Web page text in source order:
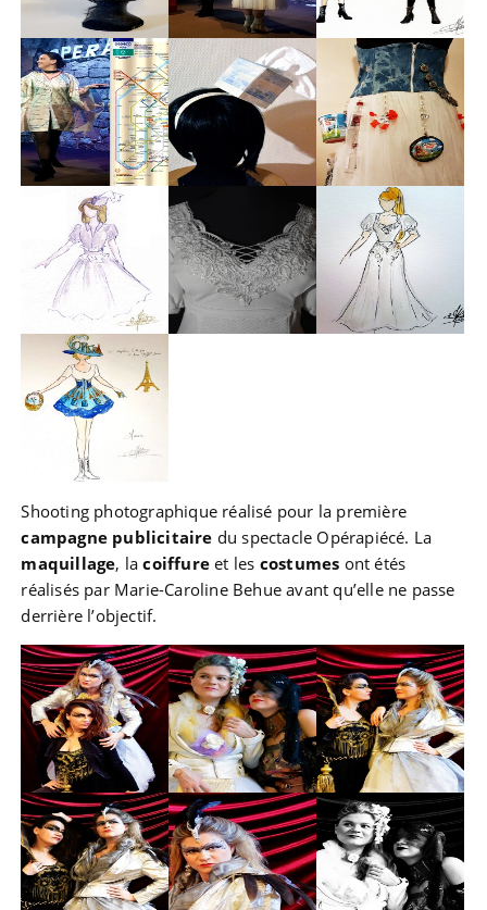
Shooting photographique réalisé pour la première
campagne publicitaire du spectacle Opérapiécé. La
maquillage, lacoiffure et les costumes ont étés
réalisés par Marie-Caroline Behue avant qu’elle ne passe
derrière l’objectif.